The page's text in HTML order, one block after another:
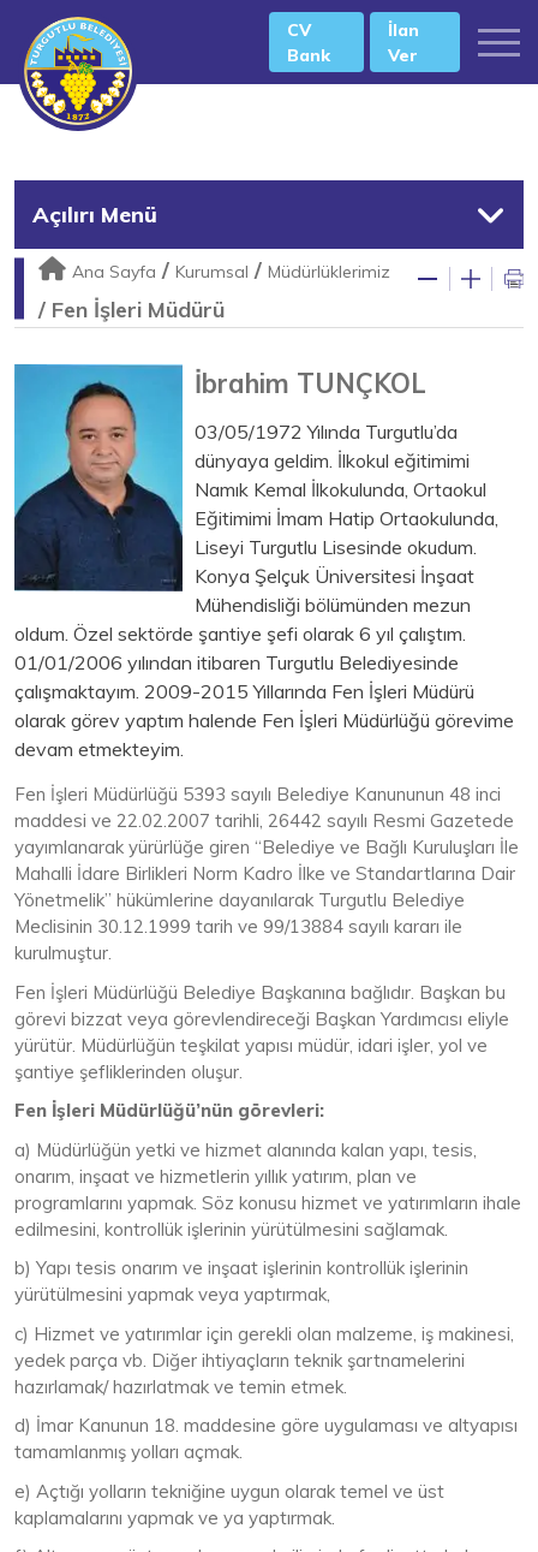
CV
Bank
İlan
Ver
Açılırı Menü
Ana Sayfa / Kurumsal / Müdürlüklerimiz
/ Fen İşleri Müdürü
İbrahim TUNÇKOL
03/05/1972 Yılında Turgutlu’da
dünyaya geldim. İlkokul eğitimimi
Namık Kemal İlkokulunda, Ortaokul
Eğitimimi İmam Hatip Ortaokulunda,
Liseyi Turgutlu Lisesinde okudum.
Konya Şelçuk Üniversitesi İnşaat
Mühendisliği bölümünden mezun
oldum. Özel sektörde şantiye şefi olarak 6 yıl çalıştım.
01/01/2006 yılından itibaren Turgutlu Belediyesinde
çalışmaktayım. 2009-2015 Yıllarında Fen İşleri Müdürü
olarak görev yaptım halende Fen İşleri Müdürlüğü görevime
devam etmekteyim.
Fen İşleri Müdürlüğü 5393 sayılı Belediye Kanununun 48 inci
maddesi ve 22.02.2007 tarihli, 26442 sayılı Resmi Gazetede
yayımlanarak yürürlüğe giren “Belediye ve Bağlı Kuruluşları İle
Mahalli İdare Birlikleri Norm Kadro İlke ve Standartlarına Dair
Yönetmelik” hükümlerine dayanılarak Turgutlu Belediye
Meclisinin 30.12.1999 tarih ve 99/13884 sayılı kararı ile
kurulmuştur.
Fen İşleri Müdürlüğü Belediye Başkanına bağlıdır. Başkan bu
görevi bizzat veya görevlendireceği Başkan Yardımcısı eliyle
yürütür. Müdürlüğün teşkilat yapısı müdür, idari işler, yol ve
şantiye şefliklerinden oluşur.
Fen İşleri Müdürlüğü’nün görevleri:
a) Müdürlüğün yetki ve hizmet alanında kalan yapı, tesis,
onarım, inşaat ve hizmetlerin yıllık yatırım, plan ve
programlarını yapmak. Söz konusu hizmet ve yatırımların ihale
edilmesini, kontrollük işlerinin yürütülmesini sağlamak.
b) Yapı tesis onarım ve inşaat işlerinin kontrollük işlerinin
yürütülmesini yapmak veya yaptırmak,
c) Hizmet ve yatırımlar için gerekli olan malzeme, iş makinesi,
yedek parça vb. Diğer ihtiyaçların teknik şartnamelerini
hazırlamak/ hazırlatmak ve temin etmek.
d) İmar Kanunun 18. maddesine göre uygulaması ve altyapısı
tamamlanmış yolları açmak.
e) Açtığı yolların tekniğine uygun olarak temel ve üst
kaplamalarını yapmak ve ya yaptırmak.